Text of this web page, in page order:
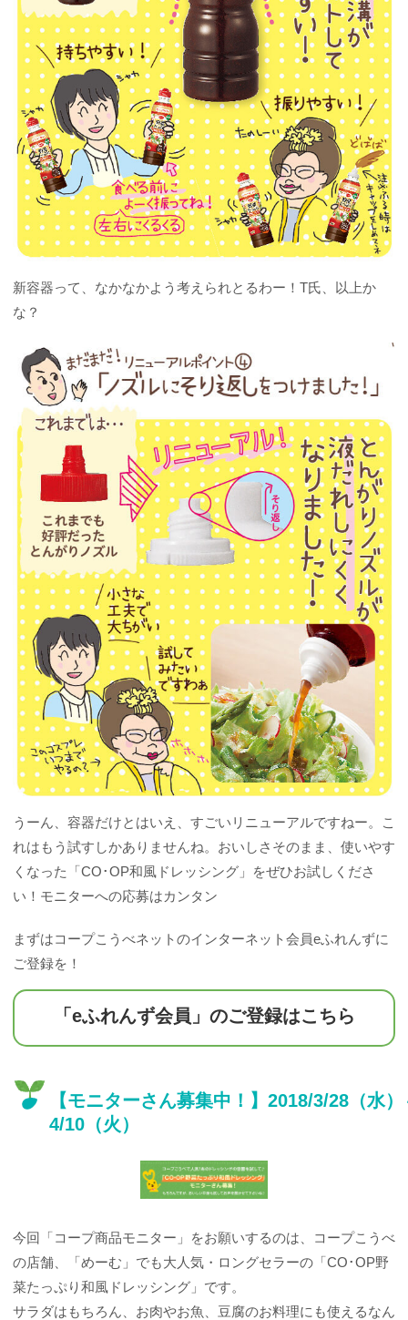
新容器って、なかなかよう考えられとるわー！T氏、以上か
な？
うーん、容器だけとはいえ、すごいリニューアルですねー。こ
れはもう試すしかありませんね。おいしさそのまま、使いやす
くなった「CO･OP和風ドレッシング」をぜひお試しくださ
い！モニターへの応募はカンタン
まずはコープこうべネットのインターネット会員eふれんずに
ご登録を！
「eふれんず会員」のご登録はこちら
【モニターさん募集中！】2018/3/28（水）
4/10（火）
今回「コープ商品モニター」をお願いするのは、コープこうべ
の店舗、「めーむ」でも大人気・ロングセラーの「CO･OP野
菜たっぷり和風ドレッシング」です。
サラダはもちろん、お肉やお魚、豆腐のお料理にも使えるなん